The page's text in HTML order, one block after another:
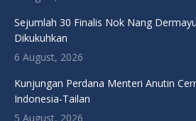
Sejumlah 30 Finalis Nok Nang
Dikukuhkan
6 August, 2026
Kunjungan Perdana Menteri Anutin
Indonesia-Tailan
5 August, 2026